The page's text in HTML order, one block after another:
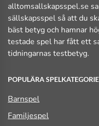
alltomsallskapsspel.se
sällskapsspel så att du
bäst betyg och hamnar
testade spel har fått ett
tidningarnas testbetyg.
POPULÄRA
Barnspel
Familjespel